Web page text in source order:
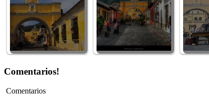
Comentarios!
Comentarios